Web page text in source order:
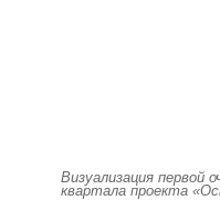
Визуализация первой
квартала проекта